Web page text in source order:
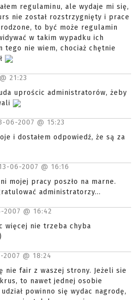
regulaminu, ale wydaje mi się,
nie został rozstrzygnięty i prace
to być może regulamin
w takim wypadku ich
tego nie wiem, chociaż chętnie
21:23
uprościc administratorów, żeby
06-2007 @ 15:23
i dostałem odpowiedź, że są za
06-2007 @ 16:16
mojej pracy poszło na marne.
administratorzy...
2007 @ 16:42
więcej nie trzeba chyba
2007 @ 18:24
nie fair z waszej strony. Jeżeli sie
to nawet jednej osobie
powinno się wydac nagrodę,